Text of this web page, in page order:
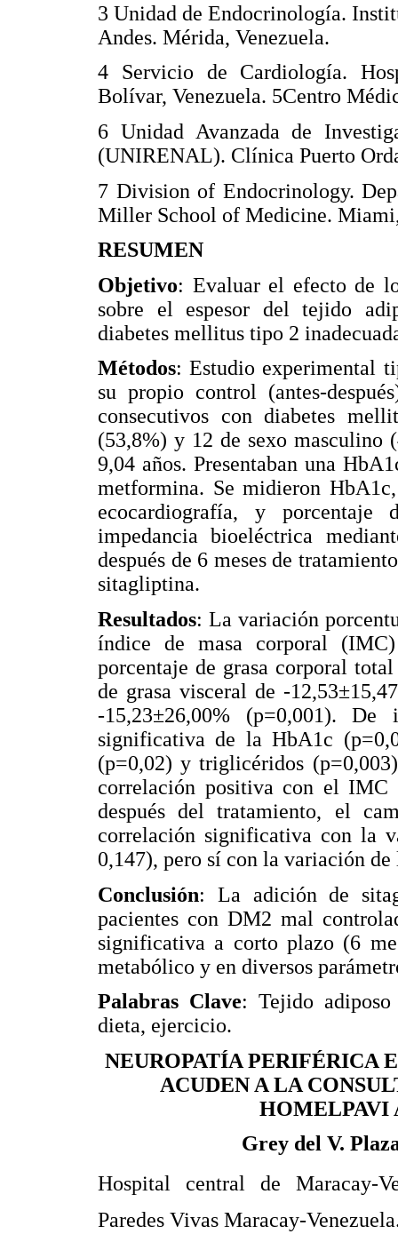
3 Unidad de Endocrinología.
Andes. Mérida, Venezuela.
4 Servicio de Cardiología.
Bolívar, Venezuela. 5Centro
6 Unidad Avanzada de
(UNIRENAL). Clínica Puerto
7 Division of Endocrinology.
Miller School of Medicine.
RESUMEN
Objetivo: Evaluar el efecto de
sobre el espesor del tejido
diabetes mellitus tipo 2
Métodos: Estudio experimental
su propio control (antes-
consecutivos con diabetes
(53,8%) y 12 de sexo masculino
9,04 años. Presentaban una
metformina. Se midieron
ecocardiografía, y
impedancia bioeléctrica
después de 6 meses de
sitagliptina.
Resultados: La variación
índice de masa corporal
porcentaje de grasa corporal
de grasa visceral de -
-15,23±26,00% (p=0,001).
significativa de la HbA1c
(p=0,02) y triglicéridos
correlación positiva con el IMC
después del tratamiento, el
correlación significativa con la
0,147), pero sí con la variación
Conclusión: La adición de
pacientes con DM2 mal
significativa a corto plazo (6
metabólico y en diversos
Palabras Clave: Tejido
dieta, ejercicio.
NEUROPATÍA PERIFÉRICA
ACUDEN A LA
HOMELPAVI
Grey del V.
Hospital central de Maracay-
Paredes Vivas Maracay-